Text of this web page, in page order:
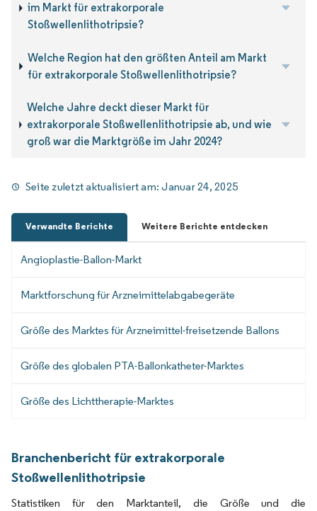
im Markt für extrakorporale
Stoßwellenlithotripsie?
Welche Region hat den größten Anteil am Markt
für extrakorporale Stoßwellenlithotripsie?
Welche Jahre deckt dieser Markt für
extrakorporale Stoßwellenlithotripsie ab, und wie
groß war die Marktgröße im Jahr 2024?
Seite zuletzt aktualisiert am:Januar 24, 2025
Verwandte Berichte Weitere Berichte entdecken
Angioplastie-Ballon-Markt
Marktforschung für Arzneimittelabgabegeräte
Größe des Marktes für Arzneimittel-freisetzende Ballons
Größe des globalen PTA-Ballonkatheter-Marktes
Größe des Lichttherapie-Marktes
Branchenbericht für extrakorporale
Stoßwellenlithotripsie
Statistiken für den Marktanteil, die Größe und die